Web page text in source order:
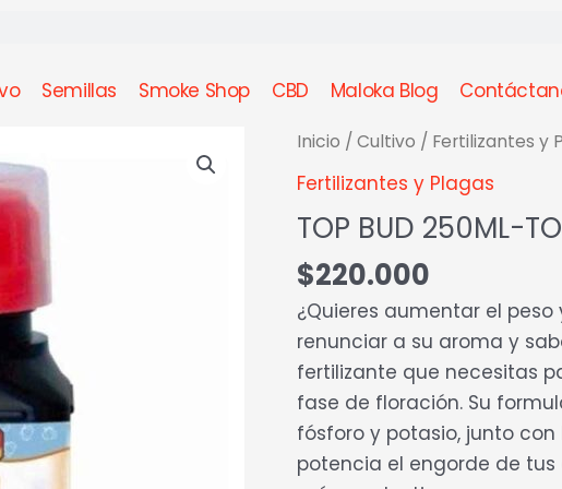
Semillas Smoke Shop CBD Maloka Blog
Inicio / Cultivo / Fertilizantes y
Fertilizantes y Plagas
TOP BUD 250ML-
$220.000
¿Quieres aumentar el
renunciar a su aroma y
fertilizante que necesitas
fase de floración. Su
fósforo y potasio, junto
potencia el engorde de tus
TOP
BUD
TOP
CROP
cantidad